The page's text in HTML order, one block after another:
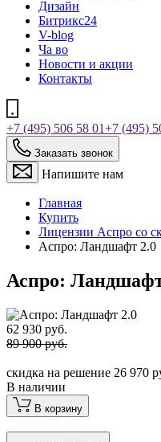
Дизайн
Битрикс24
V-blog
Ча во
Новости и акции
Контакты
+7 (495) 506 58 01+7 (495)
Заказать звонок
Напишите нам
Главная
Купить
Лицензии Аспро со
Аспро: Ландшафт 2.0
Аспро:
62 930 руб.
89 900 руб.
скидка на решение 26 970
В наличии
В корзину